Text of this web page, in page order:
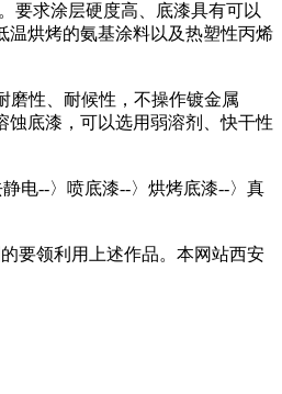
求涂层硬度高、底漆具有可以
温烘烤的氨基涂料以及热塑性丙烯
性、耐候性，不操作镀金属
底漆，可以选用弱溶剂、快干性
--〉喷底漆--〉烘烤底漆--〉真
要领利用上述作品。本网站西安